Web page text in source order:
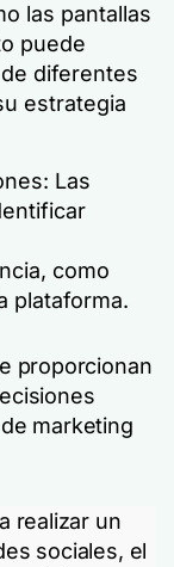
las pantallas
puede
diferentes
estrategia
Las
como
plataforma.
proporcionan
marketing
realizar un
sociales, el